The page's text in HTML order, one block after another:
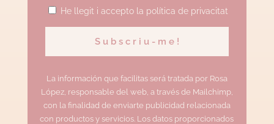
He llegit i accepto la política de privacitat
La información que facilitas será tratada por Rosa
López, responsable del web, a través de Mailchimp,
con la finalidad de enviarte publicidad relacionada
con productos y servicios. Los datos proporcionados